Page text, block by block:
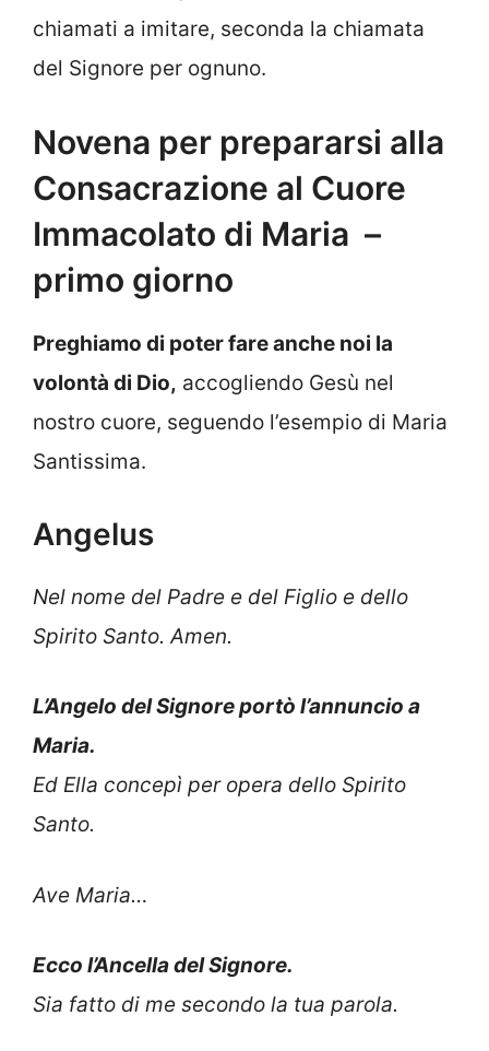
chiamati a imitare, seconda la chiamata
del Signore per ognuno.
Novena per prepararsi alla
Consacrazione al Cuore
Immacolato di Maria –
primo giorno
Preghiamo di poter fare anche noi la
volontà di Dio, accogliendo Gesù nel
nostro cuore, seguendo l’esempio di Maria
Santissima.
Angelus
Nel nome del Padre e del Figlio e dello
Spirito Santo. Amen.
L’Angelo del Signore portò l’annuncio a
Maria.
Ed Ella concepì per opera dello Spirito
Santo.
Ave Maria…
Ecco l’Ancella del Signore.
Sia fatto di me secondo la tua parola.